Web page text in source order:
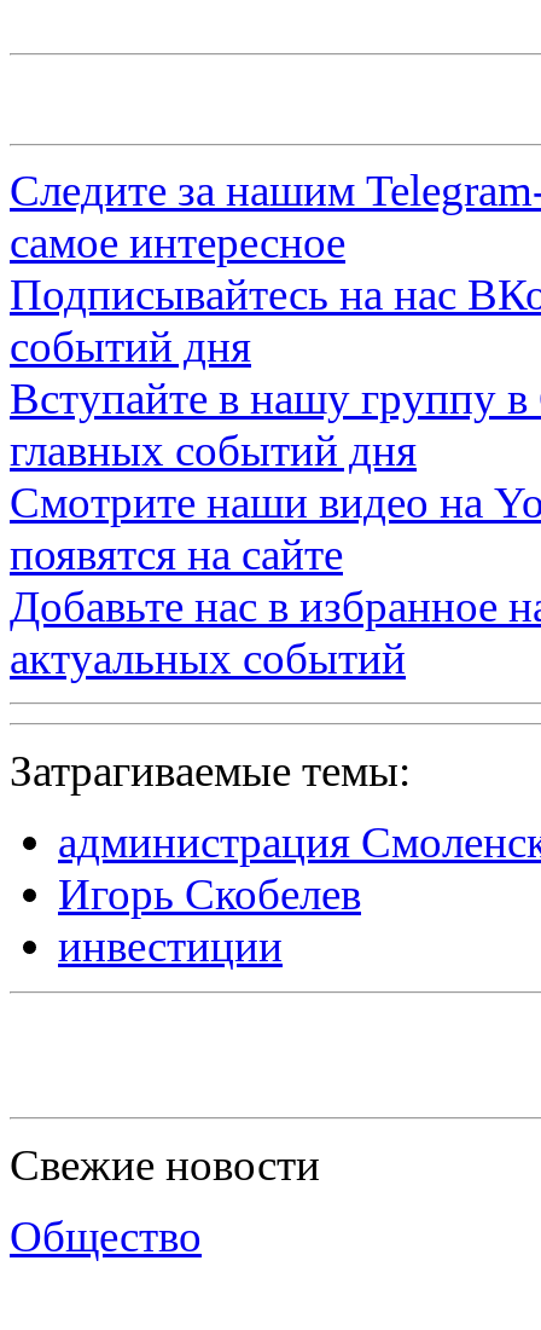
Следите за нашим
самое интересное
Подписывайтесь на нас
событий дня
Вступайте в нашу группу в
главных событий дня
Смотрите наши видео на
появятся на сайте
Добавьте нас в избранное
актуальных событий
Затрагиваемые темы:
администрация
Игорь Скобелев
инвестиции
Свежие новости
Общество